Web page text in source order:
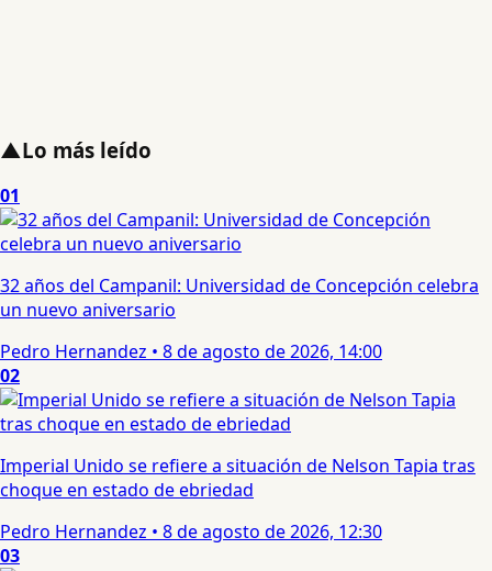
▲Lo más leído
01
32 años del Campanil: Universidad de Concepción celebra
un nuevo aniversario
Pedro Hernandez • 8 de agosto de 2026, 14:00
02
Imperial Unido se refiere a situación de Nelson Tapia tras
choque en estado de ebriedad
Pedro Hernandez • 8 de agosto de 2026, 12:30
03